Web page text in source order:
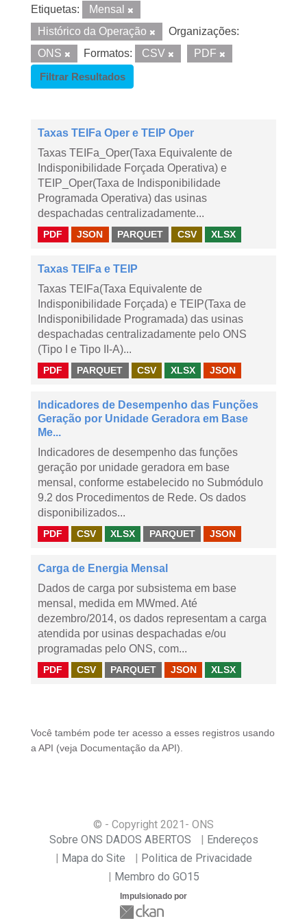
Etiquetas:
Mensal
Histórico da Operação
Organizações:
ONS
Formatos: CSV
PDF
Filtrar Resultados
Taxas TEIFa Oper e TEIP Oper
Taxas TEIFa_Oper(Taxa Equivalente de
Indisponibilidade Forçada Operativa) e
TEIP_Oper(Taxa de Indisponibilidade
Programada Operativa) das usinas
despachadas centralizadamente...
PDF JSON PARQUET CSV XLSX
Taxas TEIFa e TEIP
Taxas TEIFa(Taxa Equivalente de
Indisponibilidade Forçada) e TEIP(Taxa de
Indisponibilidade Programada) das usinas
despachadas centralizadamente pelo ONS
(Tipo I e Tipo II-A)...
PDF PARQUET CSV XLSX JSON
Indicadores de Desempenho das Funções
Geração por Unidade Geradora em Base
Me...
Indicadores de desempenho das funções
geração por unidade geradora em base
mensal, conforme estabelecido no Submódulo
9.2 dos Procedimentos de Rede. Os dados
disponibilizados...
PDF CSV XLSX PARQUET JSON
Carga de Energia Mensal
Dados de carga por subsistema em base
mensal, medida em MWmed. Até
dezembro/2014, os dados representam a carga
atendida por usinas despachadas e/ou
programadas pelo ONS, com...
PDF CSV PARQUET JSON XLSX
Você também pode ter acesso a esses registros usando
a API (veja Documentação da API ).
© - Copyright 2021 - ONS
Sobre ONS DADOS ABERTOS
Endereços
Mapa do Site
Politica de Privacidade
Membro do GO15
Impulsionado por